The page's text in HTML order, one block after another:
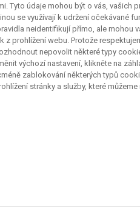
a
Cagliari (1:2)
v příští
ji za
tak
také
Geoffrey
majitel klubu
hráčského
Tyto údaje mohou být o vás, vašich
se využívají k udržení očekávané
neidentifikují přímo, ale mohou
z prohlížení webu. Protože
nepovolit některé typy
výchozí nastavení, klikněte na
zablokování některých typů
stránky a služby, které